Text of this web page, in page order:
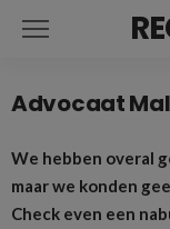
Advocaat
We hebben overal
maar we konden
Check even een